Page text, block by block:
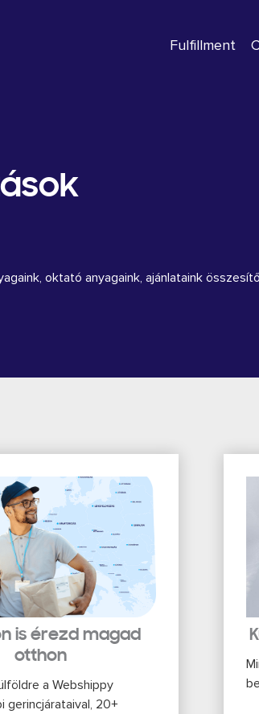
Fulfillment
oktató anyagaink, ajánlataink
is érezd magad
otthon
a Webshippy
gerincjárataival, 20+